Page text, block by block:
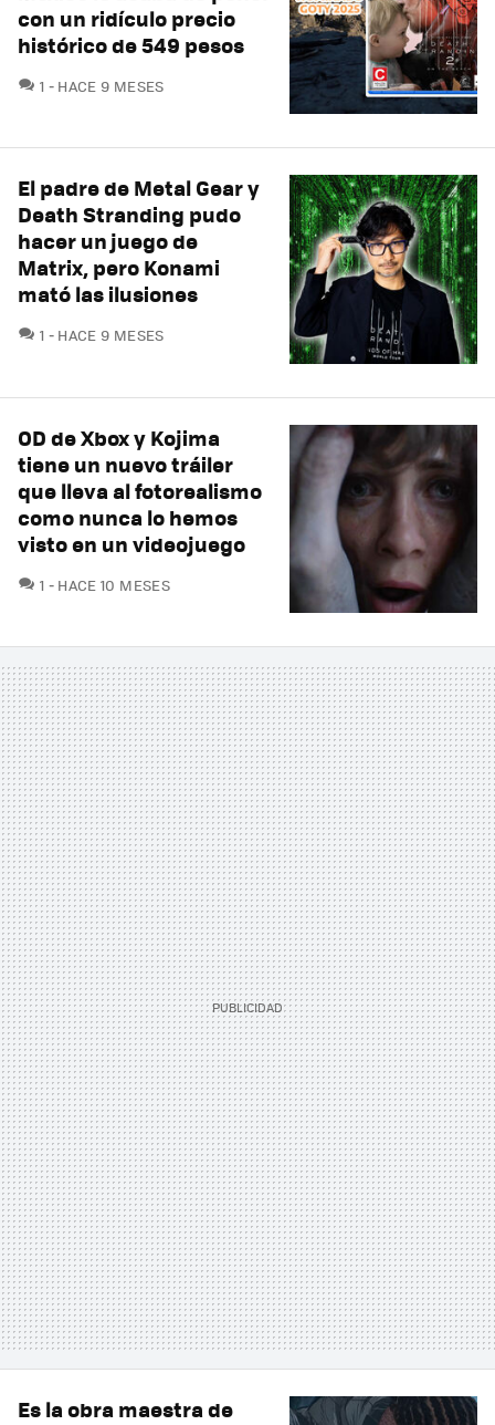
con un ridículo precio
histórico de 549 pesos
1 COMENTARIOS
HACE 9 MESES
El padre de Metal Gear y
Death Stranding pudo
hacer un juego de
Matrix, pero Konami
mató las ilusiones
1 COMENTARIOS
HACE 9 MESES
OD de Xbox y Kojima
tiene un nuevo tráiler
que lleva al fotorealismo
como nunca lo hemos
visto en un videojuego
1 COMENTARIOS
HACE 10 MESES
Es la obra maestra de